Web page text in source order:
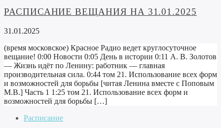
РАСПИСАНИЕ ВЕЩАНИЯ НА 31.01.2025
31.01.2025
(время московское) Красное Радио ведет круглосуточное
вещание! 0:00 Новости 0:05 День в истории 0:11 А. В. Золотов
— Жизнь идёт по Ленину: работник — главная
производительная сила. 0:44 том 21. Использование всех форм
и возможностей для борьбы [читая Ленина вместе с Поповым
М.В.] Часть 1 1:25 том 21. Использование всех форм и
возможностей для борьбы […]
Расписание